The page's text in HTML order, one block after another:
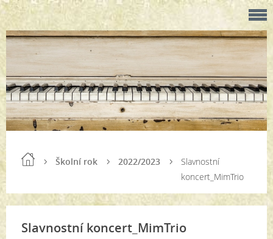
Školní rok 2022/2023
Slavnostní
koncert_MimTrio
Slavnostní koncert_MimTrio